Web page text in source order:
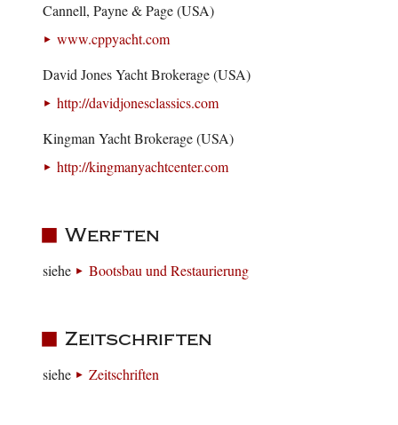
Cannell, Payne & Page (USA)
www.cppyacht.com
David Jones Yacht Brokerage (USA)
http://davidjonesclassics.com
Kingman Yacht Brokerage (USA)
http://kingmanyachtcenter.com
Werften
siehe Bootsbau und Restaurierung
Zeitschriften
siehe Zeitschriften